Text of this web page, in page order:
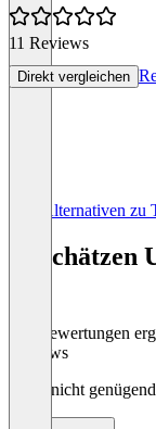
11 Reviews
Direkt vergleichen
Alle Alternativen zu
So
Die Bewertungen
Reviews
Noch nicht